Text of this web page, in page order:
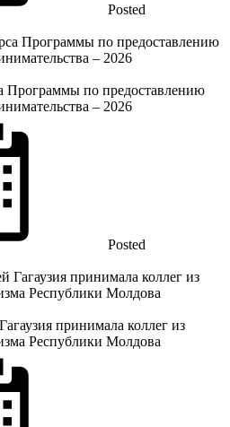
Posted
Программы по предоставлению
– 2026
Posted
принимала коллег из
Республики Молдова